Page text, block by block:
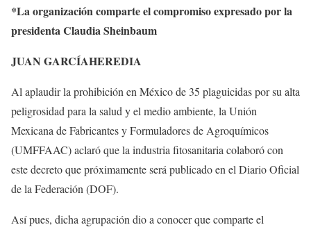
*La organización comparte el compromiso expresado por la
presidenta Claudia Sheinbaum
JUAN GARCÍAHEREDIA
Al aplaudir la prohibición en México de 35 plaguicidas por su alta
peligrosidad para la salud y el medio ambiente, la Unión
Mexicana de Fabricantes y Formuladores de Agroquímicos
(UMFFAAC) aclaró que la industria fitosanitaria colaboró con
este decreto que próximamente será publicado en el Diario Oficial
de la Federación (DOF).
Así pues, dicha agrupación dio a conocer que comparte el